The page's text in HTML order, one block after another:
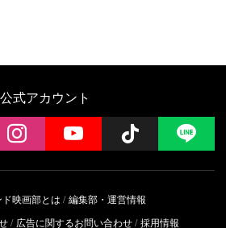
公式アカウント
instagramYouTube Follow
映画部とは
編集部・運営情報
広告に関するお問い合わせ 採用情報